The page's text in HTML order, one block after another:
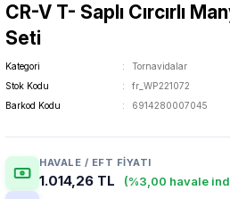
CR-V T- Saplı Cırcırlı
Seti
Kategori
Tornavidalar
Stok Kodu
fr_WP221072
Barkod Kodu
6914280007045
HAVALE / EFT FIYATI
1.014,26 TL (%3,00 havale